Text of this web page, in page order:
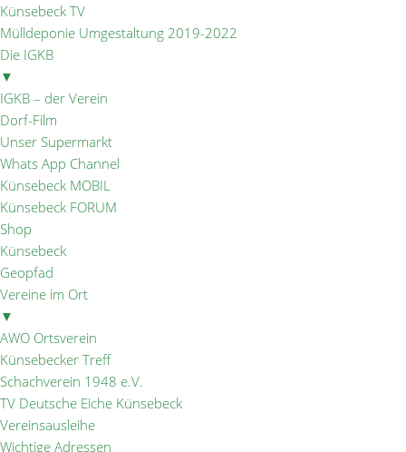
Künsebeck TV
Mülldeponie Umgestaltung 2019-2022
Die IGKB
▼
IGKB – der Verein
Dorf-Film
Unser Supermarkt
Whats App Channel
Künsebeck MOBIL
Künsebeck FORUM
Shop
Künsebeck
Geopfad
Vereine im Ort
▼
AWO Ortsverein
Künsebecker Treff
Schachverein 1948 e.V.
TV Deutsche Eiche Künsebeck
Vereinsausleihe
Wichtige Adressen